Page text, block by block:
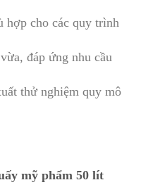
cho các quy trình
đáp ứng nhu cầu
thử nghiệm quy mô
mỹ phẩm 50 lít